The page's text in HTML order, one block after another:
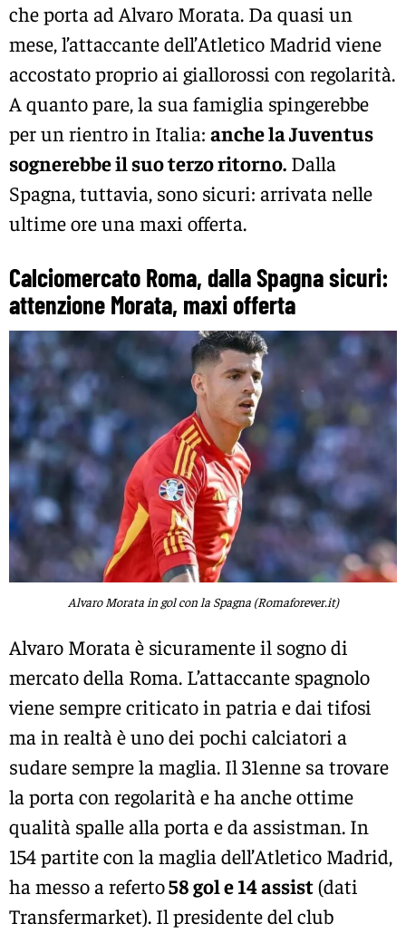
che porta ad Alvaro Morata. Da quasi un
mese, l’attaccante dell’Atletico Madrid viene
accostato proprio ai giallorossi con regolarità.
A quanto pare, la sua famiglia spingerebbe
per un rientro in Italia: anche la Juventus
sognerebbe il suo terzo ritorno. Dalla
Spagna, tuttavia, sono sicuri: arrivata nelle
ultime ore una maxi offerta.
Calciomercato Roma, dalla Spagna sicuri:
attenzione Morata, maxi offerta
Alvaro Morata in gol con la Spagna (Romaforever.it)
Alvaro Morata è sicuramente il sogno di
mercato della Roma. L’attaccante spagnolo
viene sempre criticato in patria e dai tifosi
ma in realtà è uno dei pochi calciatori a
sudare sempre la maglia. Il 31enne sa trovare
la porta con regolarità e ha anche ottime
qualità spalle alla porta e da assistman. In
154 partite con la maglia dell’Atletico Madrid,
ha messo a referto58 gol e 14 assist(dati
Transfermarket). Il presidente del club